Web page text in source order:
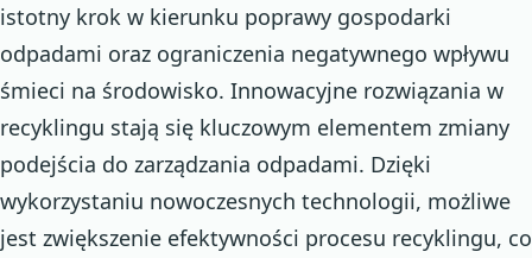
istotny krok w kierunku poprawy gospodarki
odpadami oraz ograniczenia negatywnego wpływu
śmieci na środowisko. Innowacyjne rozwiązania w
recyklingu stają się kluczowym elementem zmiany
podejścia do zarządzania odpadami. Dzięki
wykorzystaniu nowoczesnych technologii, możliwe
jest zwiększenie efektywności procesu recyklingu, co